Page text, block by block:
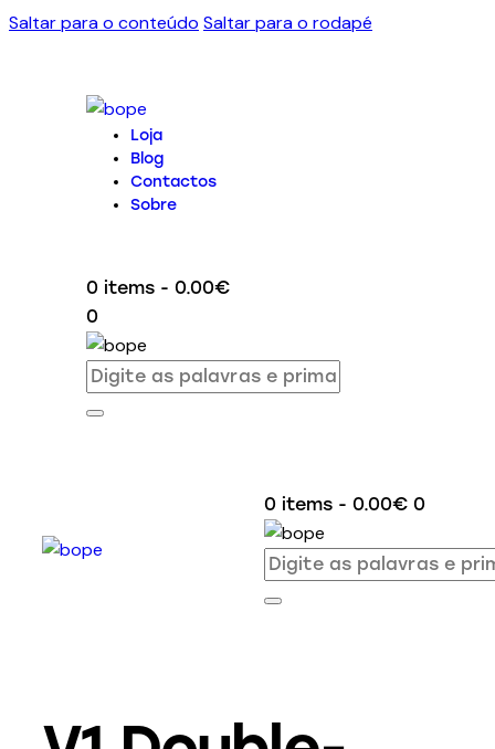
Saltar para o conteúdo Saltar para o rodapé
Loja
Blog
Contactos
Sobre
0 items - 0.00€
0
0 items - 0.00€ 0